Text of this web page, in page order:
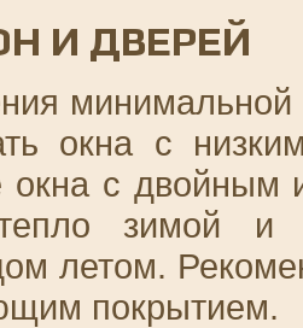
И ДВЕРЕЙ
минимальной
окна с
окна с двойным
зимой
летом.
покрытием.